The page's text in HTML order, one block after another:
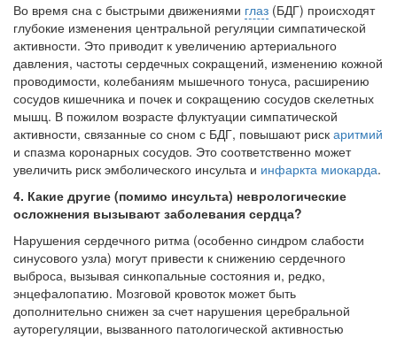
Во время сна с быстрыми движениями глаз (БДГ) происходят
глубокие изме­нения центральной регуляции симпатической
активности. Это приводит к увеличе­нию артериального
давления, частоты сердечных сокращений, изменению кожной
проводимости, колебаниям мышечного тонуса, расширению
сосудов кишечника и почек и сокращению сосудов скелетных
мышц. В пожилом возрасте флуктуации симпатической
активности, связанные со сном с БДГ, повышают риск аритмий
и спазма коронарных сосудов. Это соответственно может
увеличить риск эмболиче­ского инсульта и инфаркта миокарда.
4. Какие другие (помимо инсульта) неврологические
осложнения вызывают заболевания сердца?
Нарушения сердечного ритма (особенно синдром слабости
синусового узла) могут привести к снижению сердечного
выброса, вызывая синкопальные состояния и, редко,
энцефалопатию. Мозговой кровоток может быть
дополнительно снижен за счет нарушения церебральной
ауторегуляции, вызванного патологической ак­тивностью